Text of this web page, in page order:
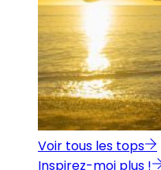
Voir tous les tops
Inspirez-moi plus !